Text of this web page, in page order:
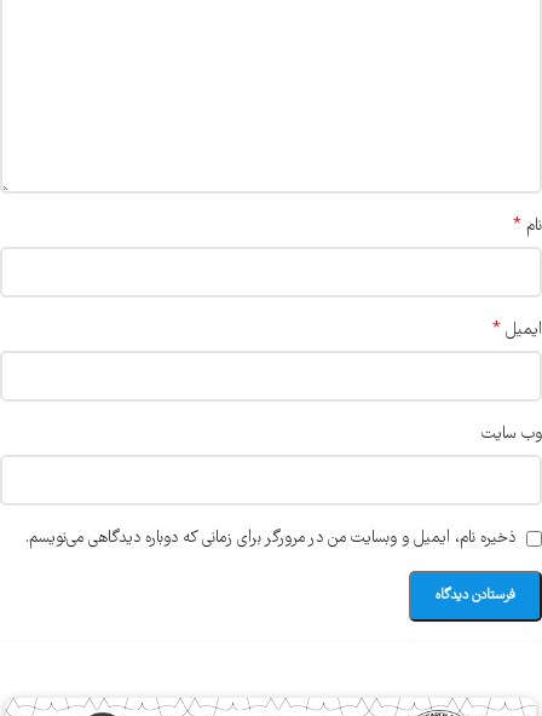
نام *
ایمیل *
وب‌ سایت
ذخیره نام، ایمیل و وبسایت من در مرورگر برای زمانی که دوباره دیدگاهی می‌نویسم.